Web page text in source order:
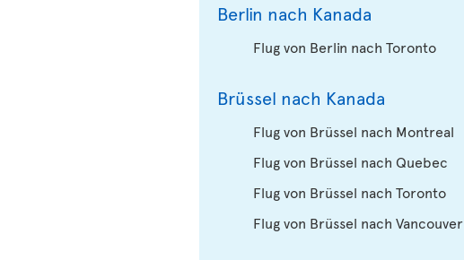
Berlin nach Kanada
Flug von Berlin nach Toronto
Brüssel nach Kanada
Flug von Brüssel nach Montreal
Flug von Brüssel nach Quebec
Flug von Brüssel nach Toronto
Flug von Brüssel nach Vancouver